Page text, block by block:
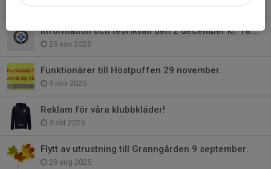
Information och teorikväll den 2 december kl. 18:00.
26 nov 2025
Funktionärer till Höstpuffen 29 november.
3 nov 2025
Reklam för våra klubbkläder!
9 okt 2025
Flytt av utrustning till Granngården 9 september.
29 aug 2025